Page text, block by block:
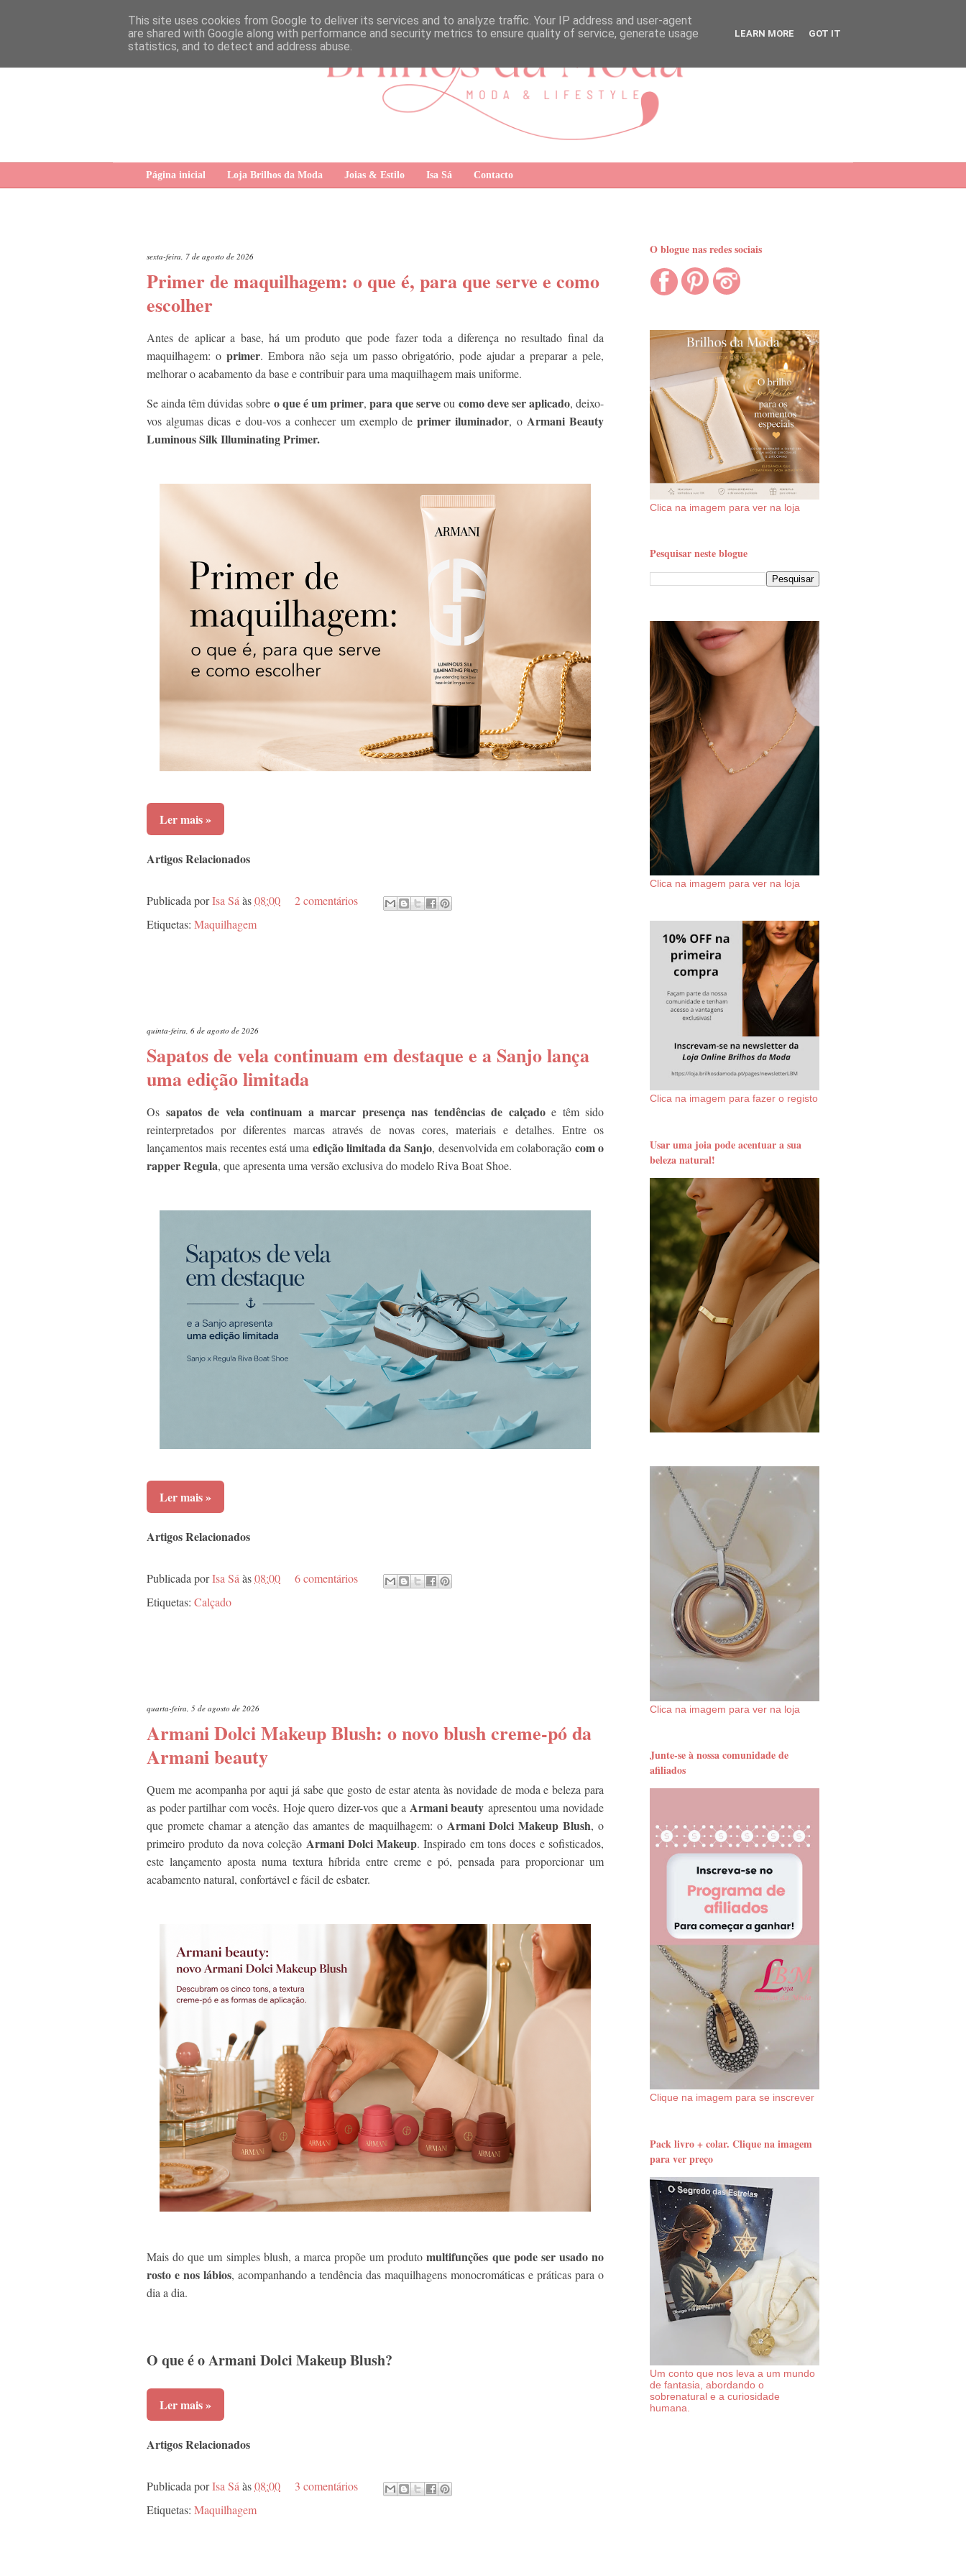
Página inicial Loja Brilhos da Moda Joias & Estilo Isa Sá Contacto
sexta-feira, 7 de agosto de 2026
Primer de maquilhagem: o que é, para que serve e como
escolher
Antes de aplicar a base, há um produto que pode fazer toda a diferença no resultado final da
maquilhagem: oprimer. Embora não seja um passo obrigatório, pode ajudar a preparar a pele,
melhorar o acabamento da base e contribuir para uma maquilhagem mais uniforme.
Se ainda têm dúvidas sobre o que é um primer,para que serveou como deve ser aplicado, deixo-
vos algumas dicas e dou-vos a conhecer um exemplo deprimer iluminador, o Armani Beauty
Luminous Silk Illuminating Primer.
Ler mais »
Artigos Relacionados
Publicada porIsa Sá às08:00
2 comentários
Etiquetas: Maquilhagem
quinta-feira, 6 de agosto de 2026
Sapatos de vela continuam em destaque e a Sanjo lança
uma edição limitada
Os sapatos de vela continuam a marcar presença nas tendências de calçadoe têm sido
reinterpretados por diferentes marcas através de novas cores, materiais e detalhes. Entre os
lançamentos mais recentes está uma edição limitada da Sanjo, desenvolvida em colaboração com o
rapper Regula, que apresenta uma versão exclusiva do modelo Riva Boat Shoe.
Ler mais »
Artigos Relacionados
Publicada porIsa Sá às08:00
6 comentários
Etiquetas: Calçado
quarta-feira, 5 de agosto de 2026
Armani Dolci Makeup Blush: o novo blush creme-pó da
Armani beauty
Quem me acompanha por aqui já sabe que gosto de estar atenta às novidade de moda e beleza para
as poder partilhar com vocês. Hoje quero dizer-vos que a Armani beauty apresentou uma novidade
que promete chamar a atenção das amantes de maquilhagem: o Armani Dolci Makeup Blush, o
primeiro produto da nova coleção Armani Dolci Makeup. Inspirado em tons doces e sofisticados,
este lançamento aposta numa textura híbrida entre creme e pó, pensada para proporcionar um
acabamento natural, confortável e fácil de esbater.
Mais do que um simples blush, a marca propõe um produtomultifunções que pode ser usado no
rosto e nos lábios, acompanhando a tendência das maquilhagens monocromáticas e práticas para o
dia a dia.
O que é o Armani Dolci Makeup Blush?
Ler mais »
Artigos Relacionados
Publicada porIsa Sá às08:00
3 comentários
Etiquetas: Maquilhagem
O blogue nas redes sociais
Clica na imagem para ver na loja
Pesquisar neste blogue
Clica na imagem para ver na loja
Clica na imagem para fazer o registo
Usar uma joia pode acentuar a sua
beleza natural!
Clica na imagem para ver na loja
Junte-se à nossa comunidade de
afiliados
Clique na imagem para se inscrever
Pack livro + colar. Clique na imagem
para ver preço
Um conto que nos leva a um mundo
de fantasia, abordando o
sobrenatural e a curiosidade
humana.
This site uses cookies from Google to deliver its services and to analyze traffic. Your IP address and user-agent
are shared with Google along with performance and security metrics to ensure quality of service, generate usage
statistics, and to detect and address abuse.
LEARN MORE GOT IT